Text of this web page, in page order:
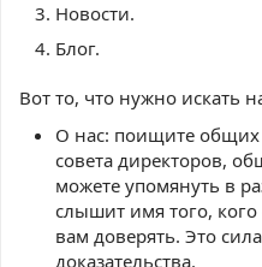
Новости.
Блог.
Вот то, что нужно искать
О нас: поищите общих
совета директоров,
можете упомянуть в
слышит имя того,
вам доверять. Это
доказательства.